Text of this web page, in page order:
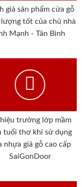
giá sản phẩm cửa gỗ
tốt của chủ nhà
Mạnh - Tân Bình
trưởng lớp mầm
tuổi thơ khi sử dụng
nhựa giả gỗ cao cấp
SaiGonDoor